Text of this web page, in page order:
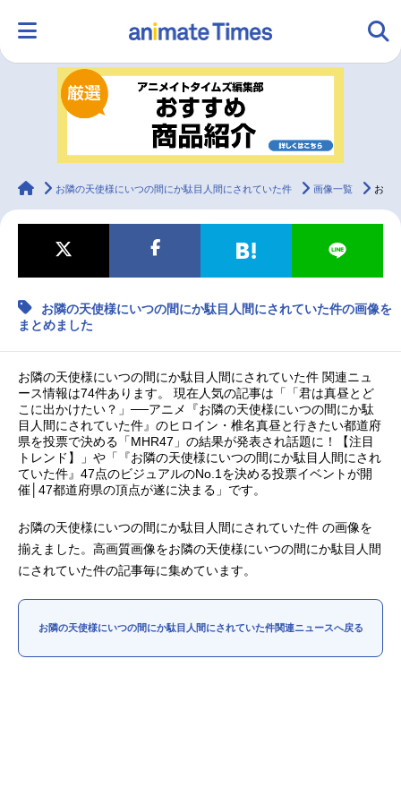
ランキング アニメ
ラジオ
マンガ・ラノベ ゲーム・アプリ 音楽 コスプレ
2.5次元 配信・Vtuber トレンド 無料マンガ
最新記事一覧
アニメ記事一覧 声優記事一覧
アニメ映画一覧 実写化映画一覧
今期アニメ曜日別一覧
秋アニメ 冬アニメ
FOLLOW US
animateTimes
お隣の天使様にいつの間にか駄目人間にされていた件 画像一覧 お隣の天使様にいつの間にか駄目人間にされていた件の画像をまとめました
お隣の天使様にいつの間にか駄目人間にされていた件の画像を
まとめました
お隣の天使様にいつの間にか駄目人間にされていた件 関連ニュ
ース情報は74件あります。 現在人気の記事は「「君は真昼とど
こに出かけたい？」──アニメ『お隣の天使様にいつの間にか駄
目人間にされていた件』のヒロイン・椎名真昼と行きたい都道府
県を投票で決める「MHR47」の結果が発表され話題に！【注目
トレンド】」や「『お隣の天使様にいつの間にか駄目人間にされ
ていた件』47点のビジュアルのNo.1を決める投票イベントが開
催│47都道府県の頂点が遂に決まる」です。
お隣の天使様にいつの間にか駄目人間にされていた件 の画像を
揃えました。高画質画像をお隣の天使様にいつの間にか駄目人間
にされていた件の記事毎に集めています。
お隣の天使様にいつの間にか駄目人間にされていた件関連ニュースへ戻る